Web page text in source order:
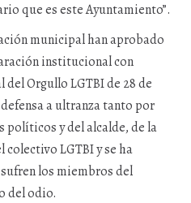
que es este Ayuntamiento”.
municipal han aprobado
institucional con
Orgullo LGTBI de 28 de
a ultranza tanto por
políticos y del alcalde, de la
LGTBI y se ha
los miembros del
del odio.